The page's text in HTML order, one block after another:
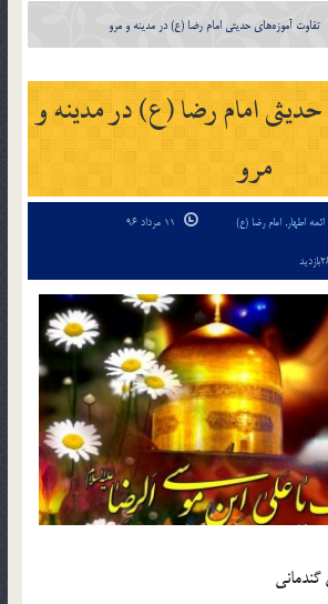
تفاوت آموزه‌های حدیثی امام رضا (ع) در مدینه و مرو
امام رضا (ع) در مدینه و
مرو
ائمه اطهار, امام رضا (ع)